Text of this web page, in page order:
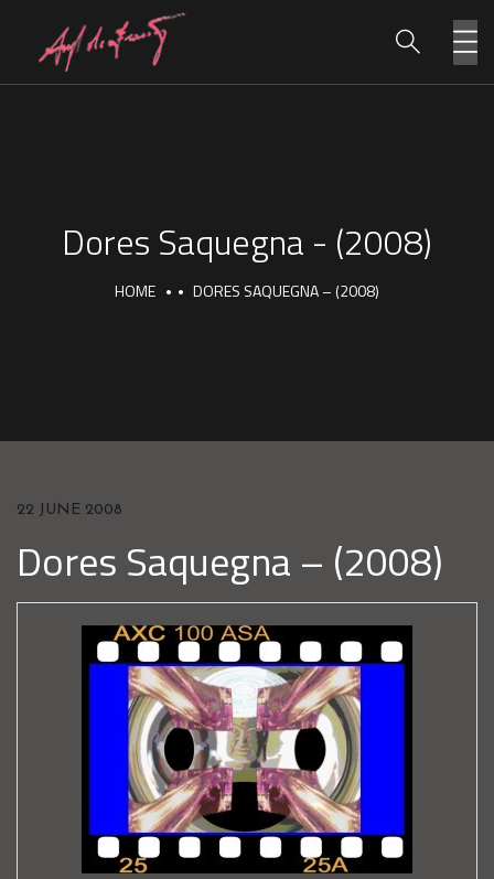
Dores Saquegna - (2008)
HOME DORES SAQUEGNA – (2008)
22 JUNE 2008
Dores Saquegna – (2008)